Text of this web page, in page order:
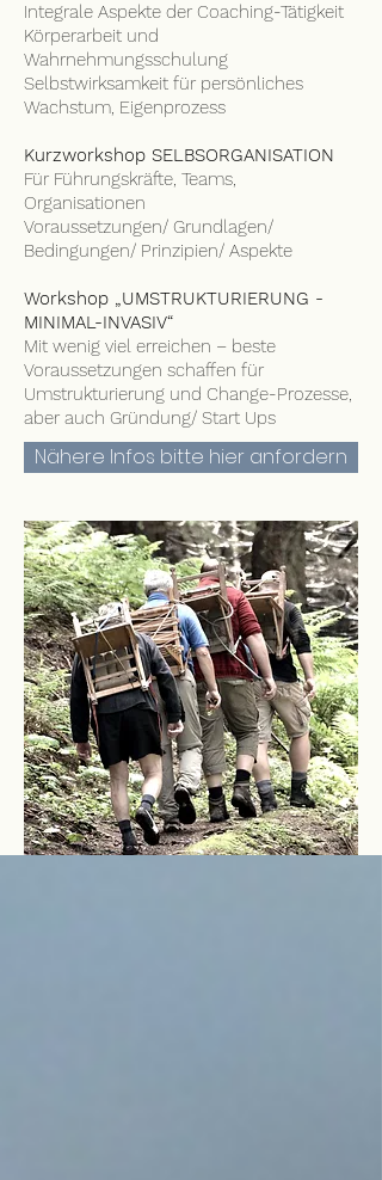
Integrale Aspekte der Coaching-Tätigkeit
Körperarbeit und
Wahrnehmungsschulung
Selbstwirksamkeit für persönliches
Wachstum, Eigenprozess
Kurzworkshop SELBSORGANISATION
Für Führungskräfte, Teams,
Organisationen
Voraussetzungen/ Grundlagen/
Bedingungen/ Prinzipien/ Aspekte
Workshop „UMSTRUKTURIERUNG -
MINIMAL-INVASIV“
Mit wenig viel erreichen – beste
Voraussetzungen schaffen für
Umstrukturierung und Change-Prozesse,
aber auch Gründung/ Start Ups
Nähere Infos bitte hier anfordern